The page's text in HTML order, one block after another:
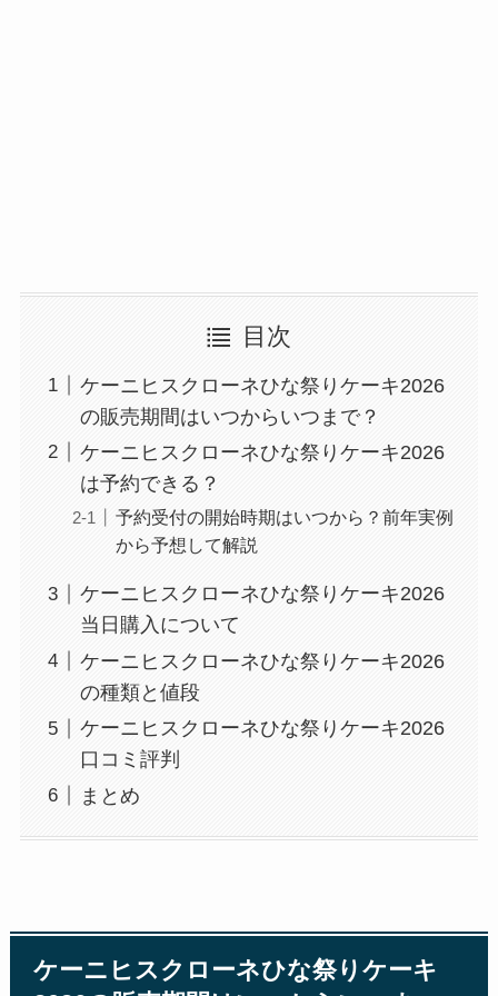
目次
ケーニヒスクローネひな祭りケーキ2026
の販売期間はいつからいつまで？
ケーニヒスクローネひな祭りケーキ2026
は予約できる？
予約受付の開始時期はいつから？前年実例
から予想して解説
ケーニヒスクローネひな祭りケーキ2026
当日購入について
ケーニヒスクローネひな祭りケーキ2026
の種類と値段
ケーニヒスクローネひな祭りケーキ2026
口コミ評判
まとめ
ケーニヒスクローネひな祭りケーキ